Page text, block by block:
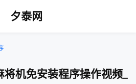
夕泰网
机免安装程序操作视频_